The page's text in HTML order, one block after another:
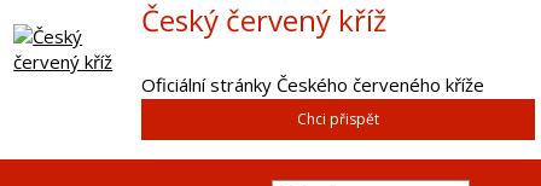
Český červený kříž
Oficiální stránky Českého červeného kříže
Chci přispět